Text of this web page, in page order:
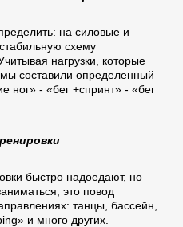
на силовые и
схему
нагрузки, которые
составили определенный
ног» - «бег +спринт» - «бег
быстро надоедают, но
это повод
танцы, бассейн,
и много других.